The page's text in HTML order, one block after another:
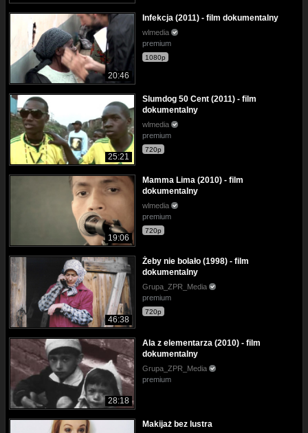
20:46
Infekcja (2011) - film dokumentalny
wlmedia
premium
1080p
25:21
Slumdog 50 Cent (2011) - film
dokumentalny
wlmedia
premium
720p
19:06
Mamma Lima (2010) - film
dokumentalny
wlmedia
premium
720p
46:38
Żeby nie bolało (1998) - film
dokumentalny
Grupa_ZPR_Media
premium
720p
28:18
Ala z elementarza (2010) - film
dokumentalny
Grupa_ZPR_Media
premium
Makijaż bez lustra